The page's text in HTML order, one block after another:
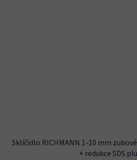
Sklíčidlo RICHMANN 1-10 mm
+ redukce SDS